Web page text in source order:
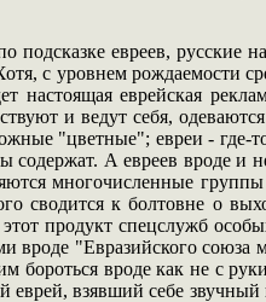
подсказке евреев, русские
с уровнем рождаемости
еврейская
и ведут себя,
"цветные"; евреи - где-
А евреев вроде и
многочисленные
сводится к болтовне о
продукт спецслужб
вроде "Евразийского
вроде как не с
взявший себе